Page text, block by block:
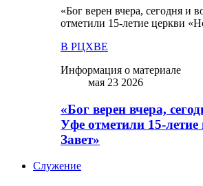
«Бог верен вчера, сегодня и
отметили 15-летие церкви
В РЦХВЕ
Информация о материале
мая 23 2026
«Бог верен вчера,
Уфе отметили 15-
Завет»
Служение